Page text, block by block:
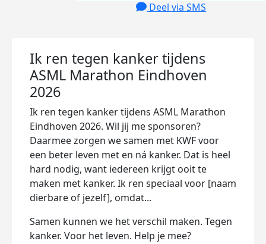
Deel via SMS
Ik ren tegen kanker tijdens
ASML Marathon Eindhoven
2026
Ik ren tegen kanker tijdens ASML Marathon
Eindhoven 2026. Wil jij me sponsoren?
Daarmee zorgen we samen met KWF voor
een beter leven met en ná kanker. Dat is heel
hard nodig, want iedereen krijgt ooit te
maken met kanker. Ik ren speciaal voor [naam
dierbare of jezelf], omdat...
Samen kunnen we het verschil maken. Tegen
kanker. Voor het leven. Help je mee?